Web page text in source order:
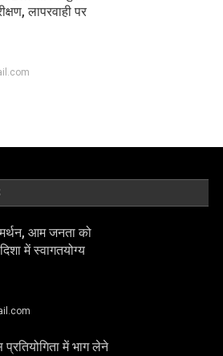
लापरवाही पर
आम जनता को
में स्वागतयोग्य
में भाग लेने